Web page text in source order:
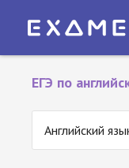
ЕГЭ по
Английский